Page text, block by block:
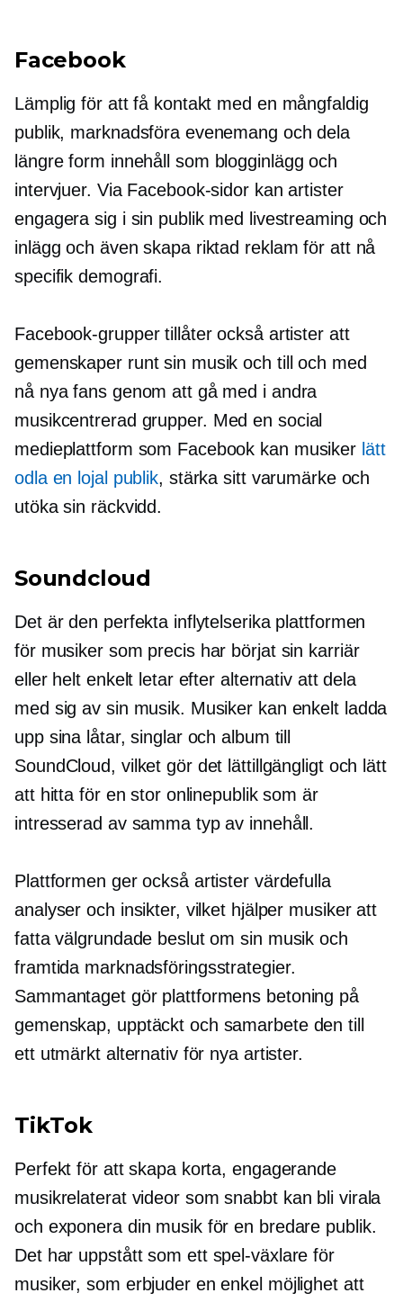
Facebook
Lämplig för att få kontakt med en mångfaldig
publik, marknadsföra evenemang och dela
längre form innehåll som blogginlägg och
intervjuer. Via Facebook-sidor kan artister
engagera sig i sin publik med livestreaming och
inlägg och även skapa riktad reklam för att nå
specifik demografi.
Facebook-grupper tillåter också artister att
gemenskaper runt sin musik och till och med
nå nya fans genom att gå med i andra
musikcentrerad grupper. Med en social
medieplattform som Facebook kan musiker lätt
odla en lojal publik, stärka sitt varumärke och
utöka sin räckvidd.
Soundcloud
Det är den perfekta inflytelserika plattformen
för musiker som precis har börjat sin karriär
eller helt enkelt letar efter alternativ att dela
med sig av sin musik. Musiker kan enkelt ladda
upp sina låtar, singlar och album till
SoundCloud, vilket gör det lättillgängligt och lätt
att hitta för en stor onlinepublik som är
intresserad av samma typ av innehåll.
Plattformen ger också artister värdefulla
analyser och insikter, vilket hjälper musiker att
fatta välgrundade beslut om sin musik och
framtida marknadsföringsstrategier.
Sammantaget gör plattformens betoning på
gemenskap, upptäckt och samarbete den till
ett utmärkt alternativ för nya artister.
TikTok
Perfekt för att skapa korta, engagerande
musikrelateratvideor som snabbt kan bli virala
och exponera din musik för en bredare publik.
Det har uppstått som ett spel-växlare för
musiker, som erbjuder en enkel möjlighet att